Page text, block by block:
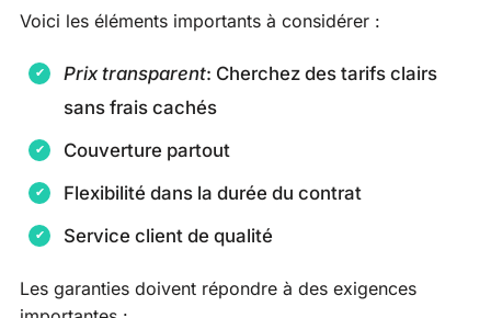
Voici les éléments importants à considérer :
Prix transparent: Cherchez des tarifs clairs
sans frais cachés
Couverture partout
Flexibilité dans la durée du contrat
Service client de qualité
Les garanties doivent répondre à des exigences